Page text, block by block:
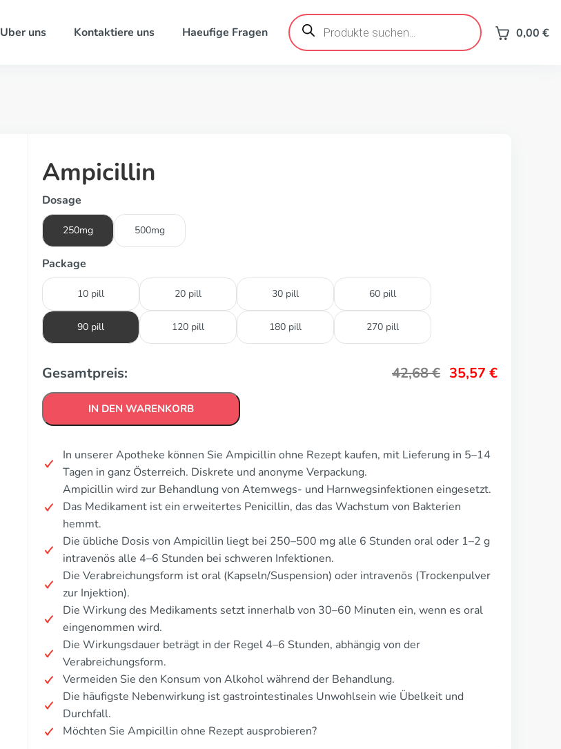
Uber uns Kontaktiere uns Haeufige Fragen
Products
search 0,00 €
Ampicillin
Dosage
250mg 500mg
Package
10 pill 20 pill 30 pill 60 pill
90 pill 120 pill 180 pill 270 pill
Gesamtpreis: 42,68€ 35,57 €
IN DEN WARENKORB
In unserer Apotheke können Sie Ampicillin ohne Rezept kaufen, mit Lieferung in 5–14
Tagen in ganz Österreich. Diskrete und anonyme Verpackung.
Ampicillin wird zur Behandlung von Atemwegs- und Harnwegsinfektionen eingesetzt.
Das Medikament ist ein erweitertes Penicillin, das das Wachstum von Bakterien
hemmt.
Die übliche Dosis von Ampicillin liegt bei 250–500 mg alle 6 Stunden oral oder 1–2 g
intravenös alle 4–6 Stunden bei schweren Infektionen.
Die Verabreichungsform ist oral (Kapseln/Suspension) oder intravenös (Trockenpulver
zur Injektion).
Die Wirkung des Medikaments setzt innerhalb von 30–60 Minuten ein, wenn es oral
eingenommen wird.
Die Wirkungsdauer beträgt in der Regel 4–6 Stunden, abhängig von der
Verabreichungsform.
Vermeiden Sie den Konsum von Alkohol während der Behandlung.
Die häufigste Nebenwirkung ist gastrointestinales Unwohlsein wie Übelkeit und
Durchfall.
Möchten Sie Ampicillin ohne Rezept ausprobieren?